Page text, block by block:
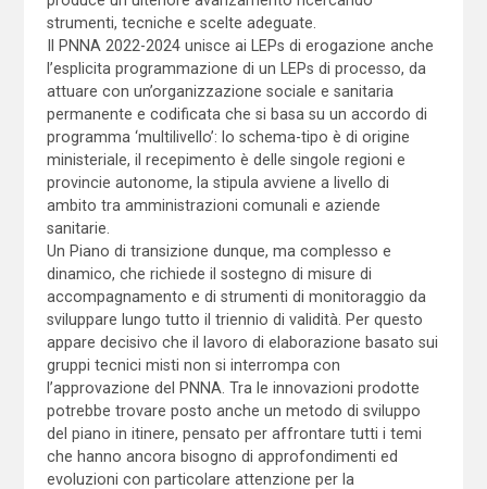
strumenti, tecniche e scelte adeguate.
Il PNNA 2022-2024 unisce ai LEPs di erogazione anche
l’esplicita programmazione di un LEPs di processo, da
attuare con un’organizzazione sociale e sanitaria
permanente e codificata che si basa su un accordo di
programma ‘multilivello’: lo schema-tipo è di origine
ministeriale, il recepimento è delle singole regioni e
provincie autonome, la stipula avviene a livello di
ambito tra amministrazioni comunali e aziende
sanitarie.
Un Piano di transizione dunque, ma complesso e
dinamico, che richiede il sostegno di misure di
accompagnamento e di strumenti di monitoraggio da
sviluppare lungo tutto il triennio di validità. Per questo
appare decisivo che il lavoro di elaborazione basato sui
gruppi tecnici misti non si interrompa con
l’approvazione del PNNA. Tra le innovazioni prodotte
potrebbe trovare posto anche un metodo di sviluppo
del piano in itinere, pensato per affrontare tutti i temi
che hanno ancora bisogno di approfondimenti ed
evoluzioni con particolare attenzione per la